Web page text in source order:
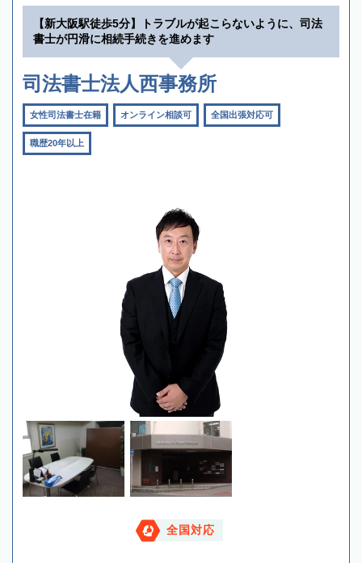
【新大阪駅徒歩5分】トラブルが起こらないように、司法
書士が円滑に相続手続きを進めます
司法書士法人西事務所
女性司法書士在籍 オンライン相談可 全国出張対応可
職歴20年以上
全国対応